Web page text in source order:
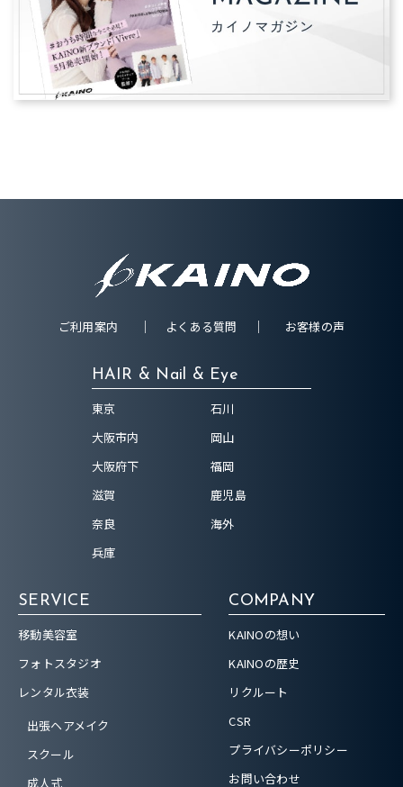
ご利用案内 よくある質問 お客様の声
HAIR & Nail & Eye
東京
大阪市内
大阪府下
滋賀
奈良
兵庫
石川
岡山
福岡
鹿児島
海外
SERVICE
移動美容室
フォトスタジオ
レンタル衣装
出張ヘアメイク
スクール
成人式
COMPANY
KAINOの想い
KAINOの歴史
リクルート
CSR
プライバシーポリシー
お問い合わせ